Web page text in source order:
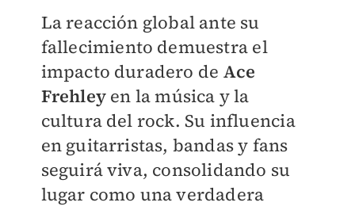
La reacción global ante su
fallecimiento demuestra el
impacto duradero de Ace
Frehley en la música y la
cultura del rock. Su influencia
en guitarristas, bandas y fans
seguirá viva, consolidando su
lugar como una verdadera